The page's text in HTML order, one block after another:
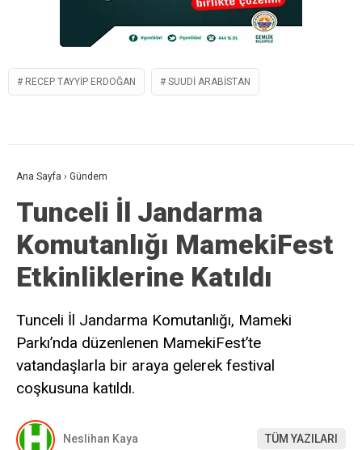
RECEP TAYYIP ERDOĞAN SUUDI ARABISTAN
Ana Sayfa › Gündem
Tunceli İl Jandarma
Komutanlığı MamekiFest
Etkinliklerine Katıldı
Tunceli İl Jandarma Komutanlığı, Mameki
Parkı’nda düzenlenen MamekiFest’te
vatandaşlarla bir araya gelerek festival
coşkusuna katıldı.
Neslihan Kaya TÜM YAZILARI